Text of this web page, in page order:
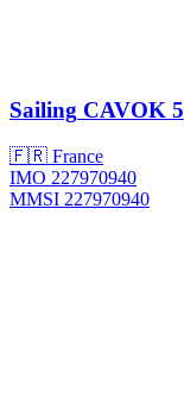
Sailing CAVOK 5
🇫🇷 France
IMO 227970940
MMSI 227970940